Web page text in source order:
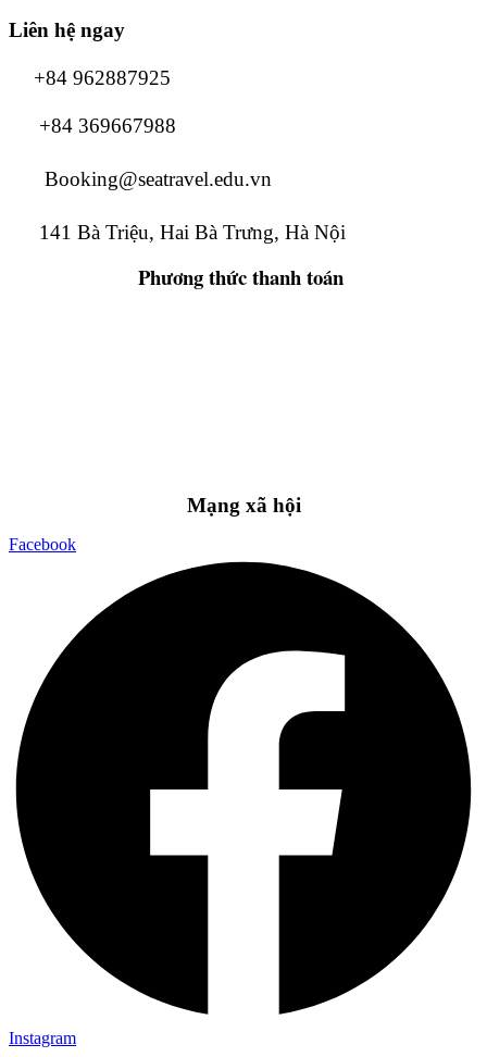
Liên hệ ngay
+84 962887925
+84 369667988
Booking@seatravel.edu.vn
141 Bà Triệu, Hai Bà Trưng, Hà Nội
Phương thứcthanh toán
Mạng xã hội
Facebook
Instagram